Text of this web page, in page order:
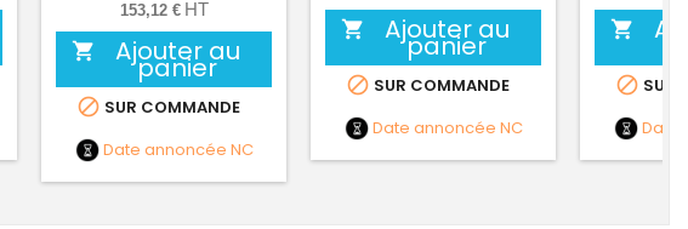
153,12 € HT
 Ajouter au
panier
 SUR COMMANDE
Date annoncée NC
 Ajouter au
panier
 SUR COMMANDE
Date annoncée NC

 SUR
Date